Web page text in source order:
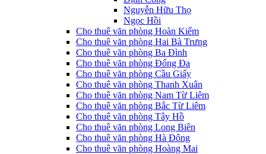
Nguyễn Hữu Thọ
Ngọc Hồi
Cho thuê văn phòng Hoàn Kiếm
Cho thuê văn phòng Hai Bà Trưng
Cho thuê văn phòng Ba Đình
Cho thuê văn phòng Đống Đa
Cho thuê văn phòng Cầu Giấy
Cho thuê văn phòng Thanh Xuân
Cho thuê văn phòng Nam Từ Liêm
Cho thuê văn phòng Bắc Từ Liêm
Cho thuê văn phòng Tây Hồ
Cho thuê văn phòng Long Biên
Cho thuê văn phòng Hà Đông
Cho thuê văn phòng Hoàng Mai